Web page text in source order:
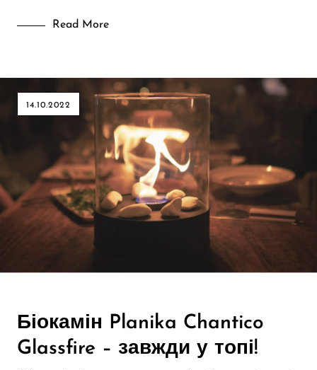
Read More
14.10.2022
Біокамін Planika Chantico
Glassfire – завжди у топі!